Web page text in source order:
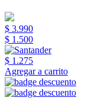
$ 3.990
$ 1.500
$ 1.275
Agregar a carrito